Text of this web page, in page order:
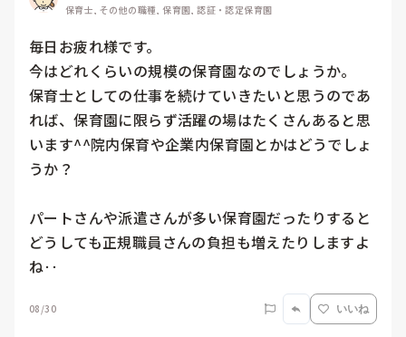
保育士, その他の職種, 保育園, 認証・認定保育園
毎日お疲れ様です。
今はどれくらいの規模の保育園なのでしょうか。
保育士としての仕事を続けていきたいと思うのであ
れば、保育園に限らず活躍の場はたくさんあると思
います^^院内保育や企業内保育園とかはどうでしょ
うか？
パートさんや派遣さんが多い保育園だったりすると
どうしても正規職員さんの負担も増えたりしますよ
ね‥
08/30 いいね